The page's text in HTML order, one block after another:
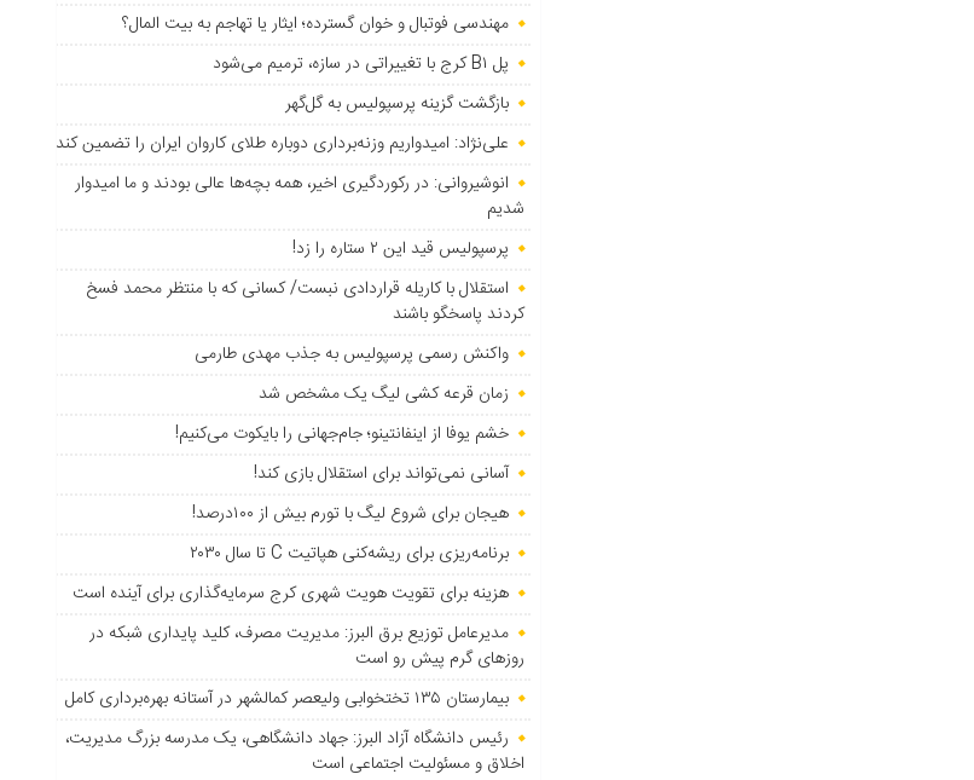
مهندسی فوتبال و خوان گسترده؛ ایثار یا تهاجم به بیت المال؟
پل B۱ کرج با تغییراتی در سازه، ترمیم می‌شود
بازگشت گزینه پرسپولیس به ‌گل‌گهر
علی‌نژاد: امیدواریم وزنه‌برداری دوباره طلای کاروان ایران را تضمین کند
انوشیروانی: در رکوردگیری اخیر، همه بچه‌ها عالی بودند و ما امیدوار
شدیم
پرسپولیس قید این ۲ ستاره را زد!
استقلال با کاریله قراردادی نبست/ کسانی که با منتظر محمد فسخ
کردند پاسخگو باشند
واکنش رسمی پرسپولیس به جذب مهدی طارمی
زمان قرعه کشی لیگ یک مشخص شد
خشم یوفا از اینفانتینو؛ جام‌جهانی را بایکوت می‌کنیم!
آسانی نمی‌تواند برای استقلال بازی کند!
هیجان برای شروع لیگ با تورم بیش از ۱۰۰درصد!
برنامه‌ریزی برای ریشه‌کنی هپاتیت C تا سال ۲۰۳۰
هزینه برای تقویت هویت شهری کرج سرمایه‌گذاری برای آینده است
مدیرعامل توزیع برق البرز: مدیریت مصرف، کلید پایداری شبکه در
روزهای گرم پیش رو است
بیمارستان ۱۳۵ تختخوابی ولیعصر کمالشهر در آستانه بهره‌برداری کامل
رئیس دانشگاه آزاد البرز: جهاد دانشگاهی، یک مدرسه بزرگ مدیریت،
اخلاق و مسئولیت اجتماعی است